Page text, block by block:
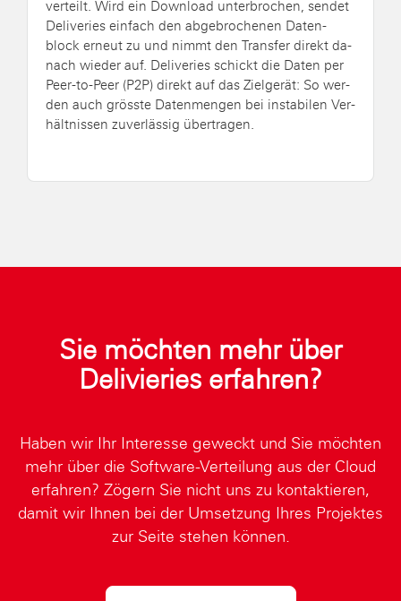
ver­teilt. Wird ein Down­load un­ter­bro­chen, sen­det
De­li­ve­ries ein­fach den ab­ge­bro­che­nen Da­ten­
block er­neut zu und nimmt den Trans­fer di­rekt da­
nach wie­der auf. De­li­ve­ries schickt die Daten per
Peer-to-Peer (P2P) di­rekt auf das Ziel­ge­rät: So wer­
den auch gröss­te Da­ten­men­gen bei in­sta­bi­len Ver­
hält­nis­sen zu­ver­läs­sig über­tra­gen.
Sie möchten mehr über
Delivieries erfahren?
Haben wir Ihr Interesse geweckt und Sie möchten
mehr über die Software-Verteilung aus der Cloud
erfahren? Zögern Sie nicht uns zu kontaktieren,
damit wir Ihnen bei der Umsetzung Ihres Projektes
zur Seite stehen können.